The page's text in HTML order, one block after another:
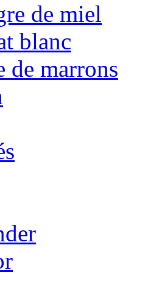
de miel
blanc
de marrons